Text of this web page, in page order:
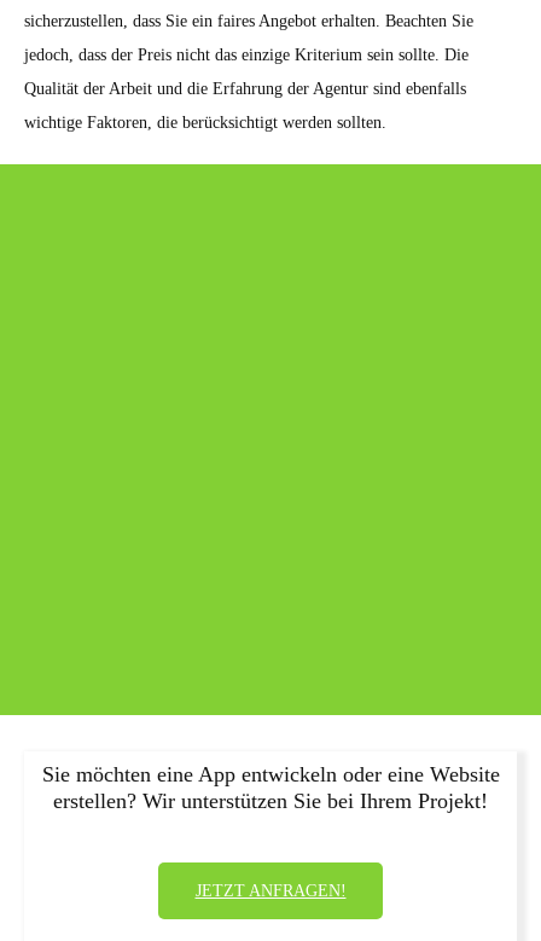
sicherzustellen, dass Sie ein faires Angebot erhalten. Beachten Sie
jedoch, dass der Preis nicht das einzige Kriterium sein sollte. Die
Qualität der Arbeit und die Erfahrung der Agentur sind ebenfalls
wichtige Faktoren, die berücksichtigt werden sollten.
Sie möchten eine App entwickeln oder eine Website
erstellen? Wir unterstützen Sie bei Ihrem Projekt!
JETZT ANFRAGEN!